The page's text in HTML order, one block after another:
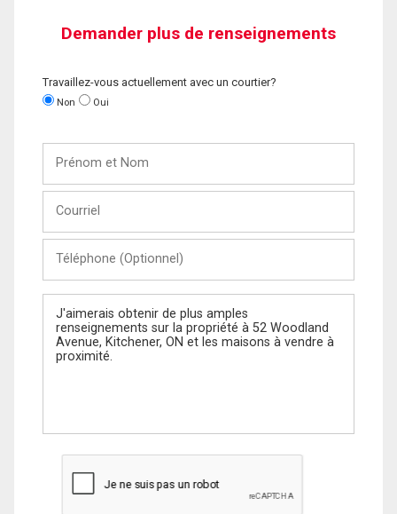
Demander plus de renseignements
Travaillez-vous actuellement avec un courtier?
Non Oui
Nom
(Optionnel)
Message